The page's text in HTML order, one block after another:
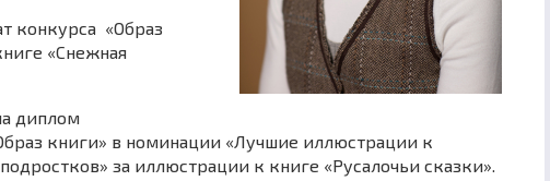
конкурса «Образ
«Снежная
диплом
книги» в номинации «Лучшие иллюстрации к
за иллюстрации к книге «Русалочьи сказки».